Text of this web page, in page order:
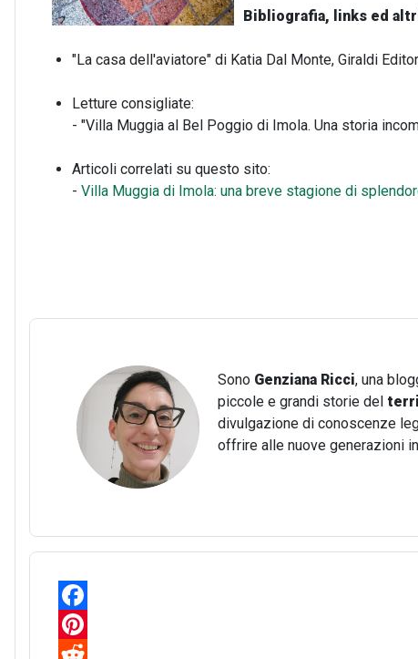
Bibliografia, links ed
"La casa dell'aviatore" di Katia Dal Monte, Giraldi
Letture consigliate:
- "Villa Muggia al Bel Poggio di Imola. Una storia
Articoli correlati su questo sito:
- Villa Muggia di Imola: una breve stagione di
Sono Genziana Ricci, una
piccole e grandi storie del
divulgazione di conoscenze
offrire alle nuove generazioni
F
a
P